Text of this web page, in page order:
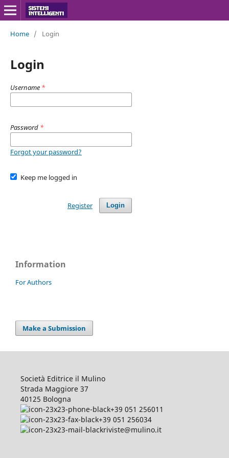
Home / Login
Login
Username *
Password *
Forgot your password?
Keep me logged in
Login
Register
Information
For Authors
Make a Submission
Società Editrice il Mulino
Strada Maggiore 37
40125 Bologna
+39 051 256011
+39 051 256034
riviste@mulino.it